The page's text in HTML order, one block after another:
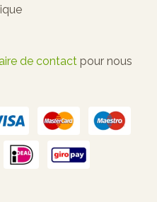
de contact pour nous